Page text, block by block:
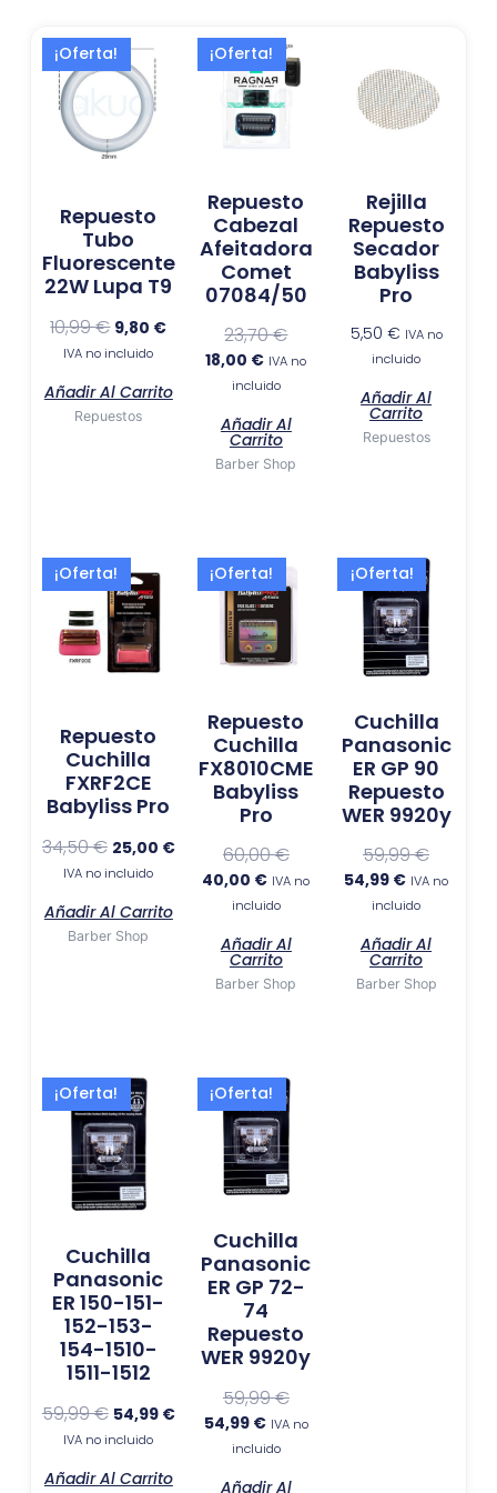
¡Oferta!
Repuesto
Tubo
Fluorescente
22W Lupa T9
10,99€
El
precio
original
era:
10,99 €.
9,80 €
precio
IVA no incluido
Añadir Al Carrito
Repuestos
¡Oferta!
Repuesto
Cabezal
Afeitadora
Comet
07084/50
23,70€
El
precio
18,00 €
El
precio
actual
es:
18,00 €.
IVA no
incluido
Añadir Al
Carrito
Barber Shop
Rejilla
Repuesto
Secador
Babyliss
Pro
5,50 € IVA no
incluido
Añadir Al
Carrito
Repuestos
¡Oferta!
Repuesto
Cuchilla
FXRF2CE
Babyliss Pro
34,50€
El
precio
original
era:
34,50 €.
25,00 €
precio
25,00 €.
IVA no incluido
Añadir Al Carrito
Barber Shop
¡Oferta!
Repuesto
Cuchilla
FX8010CME
Babyliss
Pro
60,00€
El
precio
60,00 €.
40,00 €
El
precio
actual
es:
40,00 €.
IVA no
incluido
Añadir Al
Carrito
Barber Shop
¡Oferta!
Cuchilla
Panasonic
ER GP 90
Repuesto
WER 9920y
59,99€
El
precio
original
era:
59,99 €.
54,99 €
El
precio
actual
es:
54,99 €.
IVA no
incluido
Añadir Al
Carrito
Barber Shop
¡Oferta!
Cuchilla
Panasonic
ER 150-151-
152-153-
154-1510-
1511-1512
59,99€
El
precio
original
era:
59,99 €.
54,99 €
precio
actual
54,99 €.
IVA no incluido
Añadir Al Carrito
¡Oferta!
Cuchilla
Panasonic
ER GP 72-
74
Repuesto
WER 9920y
59,99€
El
precio
original
era:
59,99 €.
54,99 €
El
precio
actual
es:
54,99 €.
IVA no
incluido
Añadir Al